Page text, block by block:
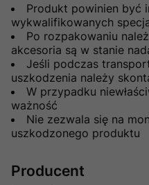
Produkt powinien być
wykwalifikowanych
Po rozpakowaniu
akcesoria są w stanie
Jeśli podczas
uszkodzenia należy
W przypadku
ważność
Nie zezwala się na
uszkodzonego produktu
Producent